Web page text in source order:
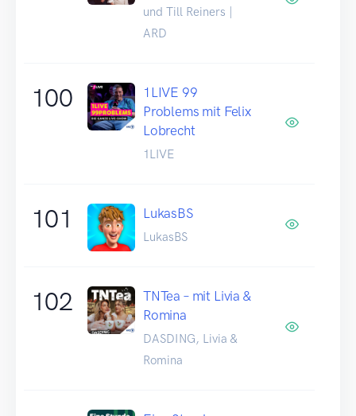
und Till Reiners |
ARD
100
1LIVE 99
Problems mit Felix
Lobrecht
1LIVE
101 LukasBS
LukasBS
102
TNTea – mit Livia &
Romina
DASDING, Livia &
Romina